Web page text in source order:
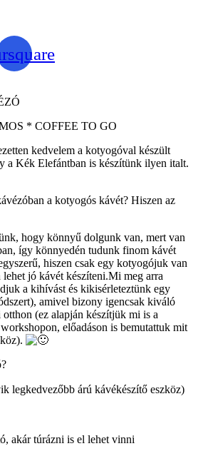
* COFFEE TO GO
kedvelem a kotyogóval készült
a Kék Elefántban is készítünk ilyen italt.
a kotyogós kávét? Hiszen az
hogy könnyű dolgunk van, mert van
így könnyedén tudunk finom kávét
hiszen csak egy kotyogójuk van
jó kávét készíteni.Mi meg arra
a kihívást és kikisérleteztünk egy
amivel bizony igencsak kiváló
(ez alapján készítjük mi is a
előadáson is bemutattuk mit
legkedvezőbb árú kávékészítő eszköz)
akár túrázni is el lehet vinni